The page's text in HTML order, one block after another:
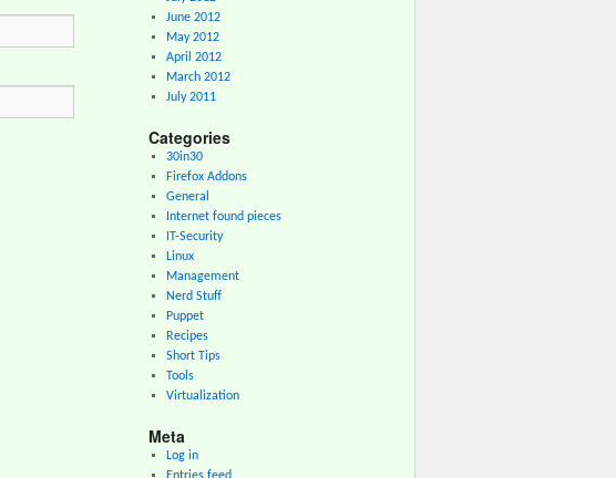
June 2012
May 2012
April 2012
March 2012
July 2011
Categories
30in30
Firefox Addons
General
Internet found pieces
IT-Security
Linux
Management
Nerd Stuff
Puppet
Recipes
Short Tips
Tools
Virtualization
Meta
Log in